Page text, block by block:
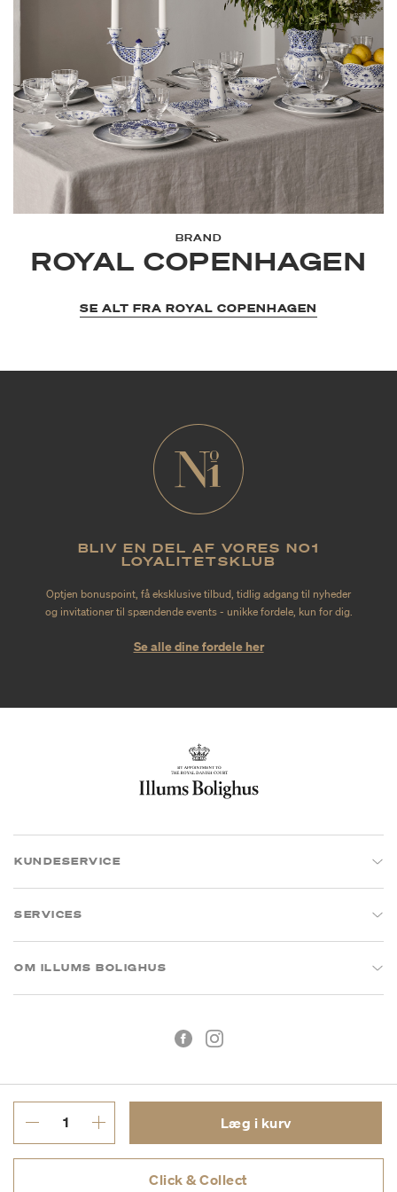
Læg i kurv
Click & Collect
BRAND
ROYAL COPENHAGEN
SE ALT FRA ROYAL COPENHAGEN
BLIV EN DEL AF VORES NO1
LOYALITETSKLUB
Optjen bonuspoint, få eksklusive tilbud, tidlig adgang til nyheder
og invitationer til spændende events - unikke fordele, kun for dig.
Se alle dine fordele her
KUNDESERVICE
SERVICES
OM ILLUMS BOLIGHUS